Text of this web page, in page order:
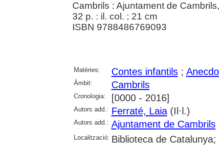
Cambrils : Ajuntament de
32 p. : il. col. ; 21 cm
ISBN 9788486769093
Matèries: Contes infantils;
Àmbit: Cambrils
Cronologia: [0000 - 2016]
Autors add.: Ferraté, Laia(Il·l.)
Autors add.: Ajuntament de Cambrils
Localització: Biblioteca de